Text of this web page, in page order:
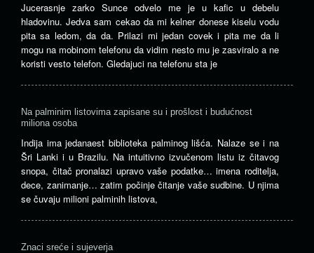
Jucerasnje zarko Sunce odvelo me je u kafic u debelu
hladovinu. Jedva sam cekao da mi kelner donese kiselu vodu
pita sa ledom, da da. Prilazi mi jedan covek i pita me da li
mogu na mobinom telefonu da vidim nesto mu je zasviralo a ne
koristi vesto telefon. Gledajuci na telefonu sta je
Na palminim listovima zapisane su i prošlost i budućnost
miliona osoba
Indija ima jedanaest biblioteka palminog lišća. Nalaze se i na
Šri Lanki i u Brazilu. Na intuitivno izvučenom listu iz čitavog
snopa, čitač pronalazi upravo vaše podatke… imena roditelja,
dece, zanimanje… zatim počinje čitanje vaše sudbine. U njima
se čuvaju milioni palminih listova,
Znaci sreće i sujeverja